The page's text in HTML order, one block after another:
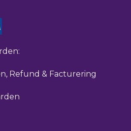
Refund & Facturering